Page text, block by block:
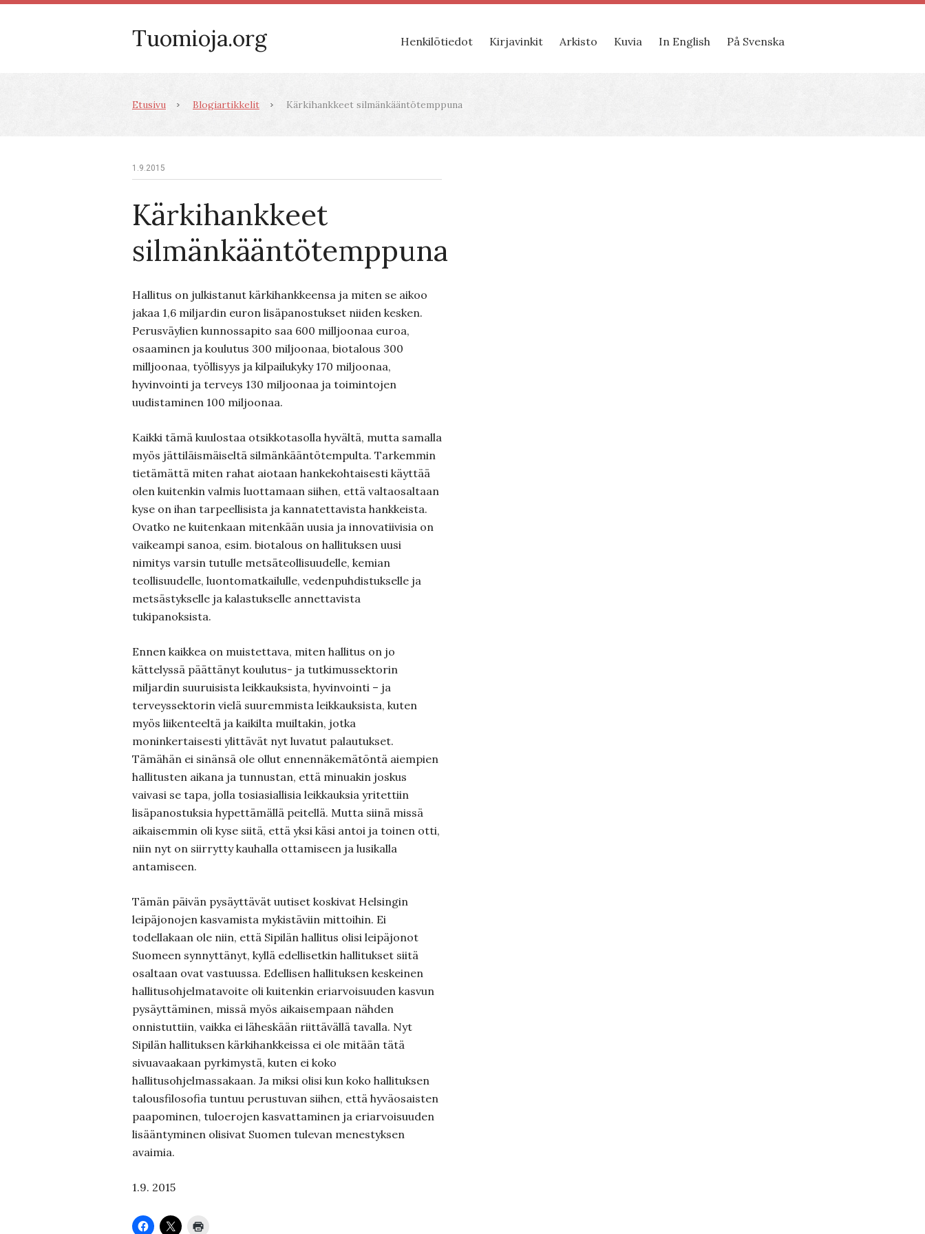
Tuomioja.org Henkilötiedot Kirjavinkit Arkisto Kuvia In English På Svenska
Etusivu Blogiartikkelit Kärkihankkeet silmänkääntötemppuna
1.9.2015
Kärkihankkeet
silmänkääntötemppuna
Hallitus on julkistanut kärkihankkeensa ja miten se aikoo
jakaa 1,6 miljardin euron lisäpanostukset niiden kesken.
Perusväylien kunnossapito saa 600 milljoonaa euroa,
osaaminen ja koulutus 300 miljoonaa, biotalous 300
milljoonaa, työllisyys ja kilpailukyky 170 miljoonaa,
hyvinvointi ja terveys 130 miljoonaa ja toimintojen
uudistaminen 100 miljoonaa.
Kaikki tämä kuulostaa otsikkotasolla hyvältä, mutta samalla
myös jättiläismäiseltä silmänkääntötempulta. Tarkemmin
tietämättä miten rahat aiotaan hankekohtaisesti käyttää
olen kuitenkin valmis luottamaan siihen, että valtaosaltaan
kyse on ihan tarpeellisista ja kannatettavista hankkeista.
Ovatko ne kuitenkaan mitenkään uusia ja innovatiivisia on
vaikeampi sanoa, esim. biotalous on hallituksen uusi
nimitys varsin tutulle metsäteollisuudelle, kemian
teollisuudelle, luontomatkailulle, vedenpuhdistukselle ja
metsästykselle ja kalastukselle annettavista
tukipanoksista.
Ennen kaikkea on muistettava, miten hallitus on jo
kättelyssä päättänyt koulutus- ja tutkimussektorin
miljardin suuruisista leikkauksista, hyvinvointi – ja
terveyssektorin vielä suuremmista leikkauksista, kuten
myös liikenteeltä ja kaikilta muiltakin, jotka
moninkertaisesti ylittävät nyt luvatut palautukset.
Tämähän ei sinänsä ole ollut ennennäkemätöntä aiempien
hallitusten aikana ja tunnustan, että minuakin joskus
vaivasi se tapa, jolla tosiasiallisia leikkauksia yritettiin
lisäpanostuksia hypettämällä peitellä. Mutta siinä missä
aikaisemmin oli kyse siitä, että yksi käsi antoi ja toinen otti,
niin nyt on siirrytty kauhalla ottamiseen ja lusikalla
antamiseen.
Tämän päivän pysäyttävät uutiset koskivat Helsingin
leipäjonojen kasvamista mykistäviin mittoihin. Ei
todellakaan ole niin, että Sipilän hallitus olisi leipäjonot
Suomeen synnyttänyt, kyllä edellisetkin hallitukset siitä
osaltaan ovat vastuussa. Edellisen hallituksen keskeinen
hallitusohjelmatavoite oli kuitenkin eriarvoisuuden kasvun
pysäyttäminen, missä myös aikaisempaan nähden
onnistuttiin, vaikka ei läheskään riittävällä tavalla. Nyt
Sipilän hallituksen kärkihankkeissa ei ole mitään tätä
sivuavaakaan pyrkimystä, kuten ei koko
hallitusohjelmassakaan. Ja miksi olisi kun koko hallituksen
talousfilosofia tuntuu perustuvan siihen, että hyväosaisten
paapominen, tuloerojen kasvattaminen ja eriarvoisuuden
lisääntyminen olisivat Suomen tulevan menestyksen
avaimia.
1.9. 2015